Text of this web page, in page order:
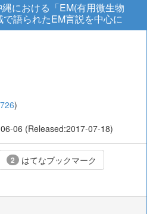
縄における「EM(有用微生物
語られたEM言説を中心に
)
06 (Released:2017-07-18)
2 はてなブックマーク